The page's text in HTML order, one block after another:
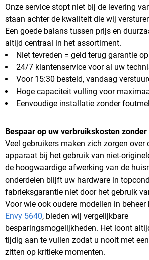
Onze service stopt niet bij de levering
staan achter de kwaliteit die wij
Een goede balans tussen prijs en
altijd centraal in het assortiment.
Niet tevreden = geld terug garantie
24/7 klantenservice voor al uw
Voor 15:30 besteld, vandaag
Hoge capaciteit vulling voor
Eenvoudige installatie zonder
Bespaar op uw verbruikskosten
Veel gebruikers maken zich zorgen over
apparaat bij het gebruik van niet-
de hoogwaardige afwerking van de
onderdelen blijft uw hardware in
fabrieksgarantie niet door het gebruik
Voor wie ook oudere modellen in beheer
Envy 5640, bieden wij vergelijkbare
besparingsmogelijkheden. Het loont
tijdig aan te vullen zodat u nooit met
zitten op kritieke momenten.